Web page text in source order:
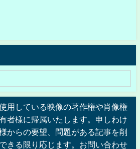
用している映像の著作権や肖像権
者様に帰属いたします。申しわけ
からの要望、問題がある記事を削
きる限り応じます。お問い合わせ